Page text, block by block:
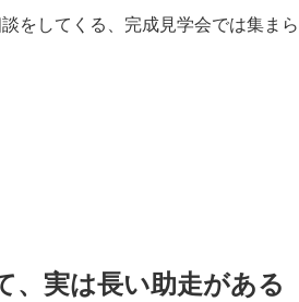
してくる、完成見学会では集ま
、実は長い助走がある